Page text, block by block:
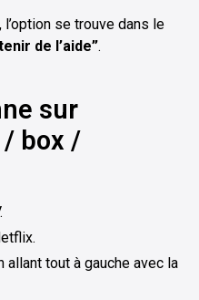
se trouve dans le
de l’aide”.
sur
/ box /
allant tout à gauche avec la